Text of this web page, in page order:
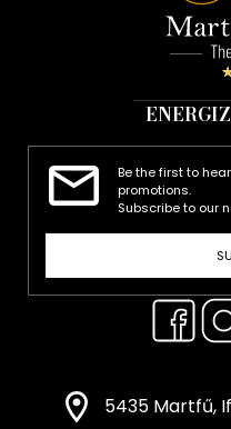
Be the first to
promotions.
Subscribe to our
5435 Martfű,